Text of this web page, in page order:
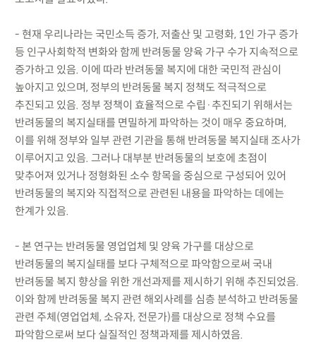
- 현재 우리나라는 국민소득 증가, 저출산 및 고령화, 1인 가구 증가
등 인구사회학적 변화와 함께 반려동물 양육 가구 수가 지속적으로
증가하고 있음. 이에 따라 반려동물 복지에 대한 국민적 관심이
높아지고 있으며, 정부의 반려동물 복지 정책도 적극적으로
추진되고 있음. 정부 정책이 효율적으로 수립·추진되기 위해서는
반려동물의 복지실태를 면밀하게 파악하는 것이 매우 중요하며,
이를 위해 정부와 일부 관련 기관을 통해 반려동물 복지실태 조사가
이루어지고 있음. 그러나 대부분 반려동물의 보호에 초점이
맞추어져 있거나 정형화된 소수 항목을 중심으로 구성되어 있어
반려동물의 복지와 직접적으로 관련된 내용을 파악하는 데에는
한계가 있음.
- 본 연구는 반려동물 영업업체 및 양육 가구를 대상으로
반려동물의 복지실태를 보다 구체적으로 파악함으로써 국내
반려동물 복지 향상을 위한 개선과제를 제시하기 위해 추진되었음.
이와 함께 반려동물 복지 관련 해외사례를 심층 분석하고 반려동물
관련 주체(영업업체, 소유자, 전문가)를 대상으로 정책 수요를
파악함으로써 보다 실질적인 정책과제를 제시하였음.